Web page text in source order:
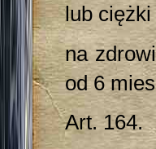
lub
na
od 6
Art. 164.